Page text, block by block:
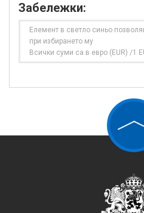
Забележки:
Елемент в светло синьо
при избирането му
Всички суми са в евро (EUR) /1